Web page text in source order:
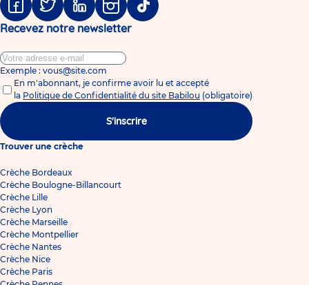
FacebookTwitter LinkedinInstagramTiktok
Recevez notre newsletter
Exemple : vous@site.com
En m'abonnant, je confirme avoir lu et accepté
la Politique de Confidentialité du site Babilou (obligatoire)
S'inscrire
Trouver une crèche
Crèche Bordeaux
Crèche Boulogne-Billancourt
Crèche Lille
Crèche Lyon
Crèche Marseille
Crèche Montpellier
Crèche Nantes
Crèche Nice
Crèche Paris